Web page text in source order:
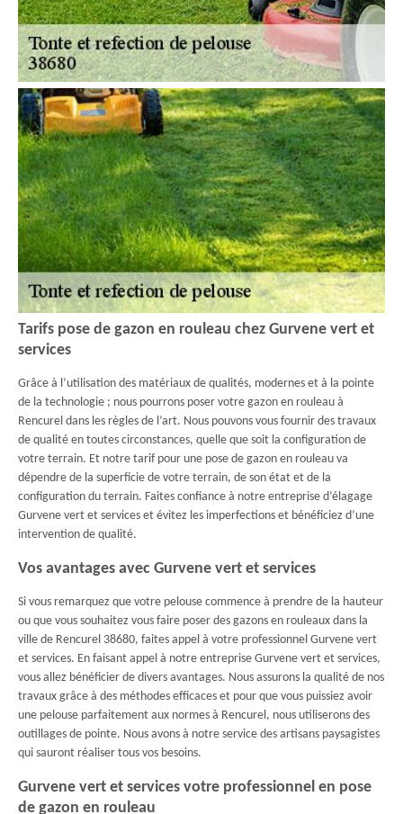
Tarifs pose de gazon en rouleau chez Gurvene vert et
services
Grâce à l’utilisation des matériaux de qualités, modernes et à la pointe
de la technologie ; nous pourrons poser votre gazon en rouleau à
Rencurel dans les règles de l’art. Nous pouvons vous fournir des travaux
de qualité en toutes circonstances, quelle que soit la configuration de
votre terrain. Et notre tarif pour une pose de gazon en rouleau va
dépendre de la superficie de votre terrain, de son état et de la
configuration du terrain. Faites confiance à notre entreprise d’élagage
Gurvene vert et services et évitez les imperfections et bénéficiez d’une
intervention de qualité.
Vos avantages avec Gurvene vert et services
Si vous remarquez que votre pelouse commence à prendre de la hauteur
ou que vous souhaitez vous faire poser des gazons en rouleaux dans la
ville de Rencurel 38680, faites appel à votre professionnel Gurvene vert
et services. En faisant appel à notre entreprise Gurvene vert et services,
vous allez bénéficier de divers avantages. Nous assurons la qualité de nos
travaux grâce à des méthodes efficaces et pour que vous puissiez avoir
une pelouse parfaitement aux normes à Rencurel, nous utiliserons des
outillages de pointe. Nous avons à notre service des artisans paysagistes
qui sauront réaliser tous vos besoins.
Gurvene vert et services votre professionnel en pose
de gazon en rouleau